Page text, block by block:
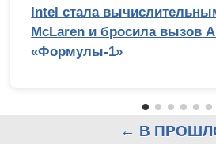
Intel стала
McLaren и бросила вызов
«Формулы-1»
← В